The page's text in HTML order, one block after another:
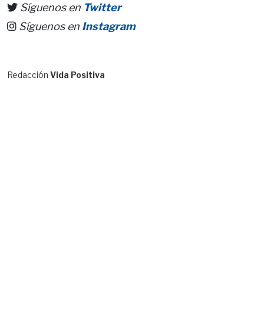
Síguenos en Twitter
Síguenos en Instagram
Redacción Vida Positiva